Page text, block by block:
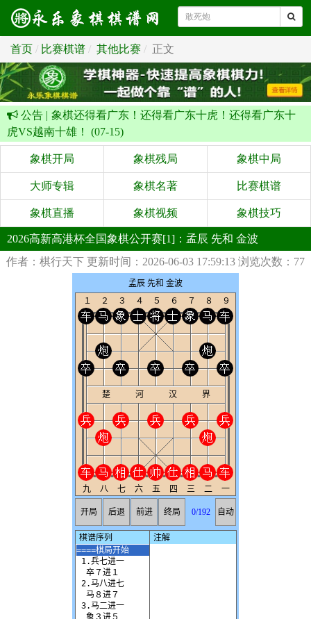
首页 比赛棋谱 其他比赛 正文
公告 | 象棋还得看广东！还得看广东十虎！还得看广东十
虎VS越南十雄！ (07-15)
象棋开局 象棋残局 象棋中局
大师专辑 象棋名著 比赛棋谱
象棋直播 象棋视频 象棋技巧
2026高新高港杯全国象棋公开赛[1]：孟辰 先和 金波
作者：棋行天下 更新时间：2026-06-03 17:59:13 浏览次数：77